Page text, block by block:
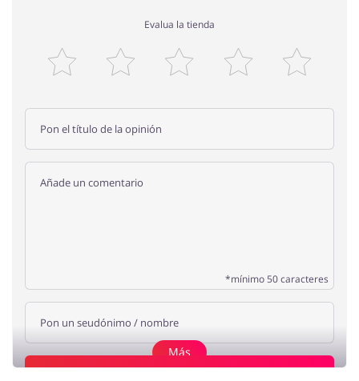
Evalua la tienda
*mínimo 50 caracteres
Más